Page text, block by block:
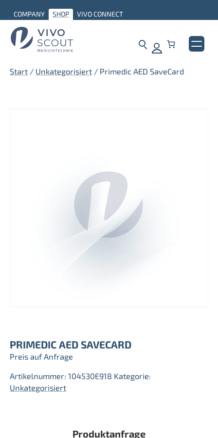
Inhalt
springen
COMPANY SHOP VIVO CONNECT
Start / Unkategorisiert / Primedic AED SaveCard
PRIMEDIC AED SAVECARD
Preis auf Anfrage
Artikelnummer: 104530E918 Kategorie:
Unkategorisiert
Produktanfrage